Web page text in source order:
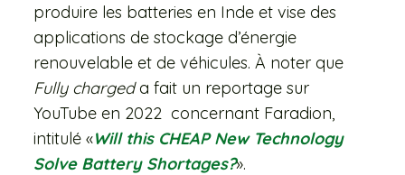
produire les batteries en Inde et vise des
applications de stockage d’énergie
renouvelable et de véhicules. À noter que
Fully chargeda fait un reportage sur
YouTube en 2022 concernant Faradion,
intitulé «Will this CHEAP New Technology
Solve Battery Shortages?».